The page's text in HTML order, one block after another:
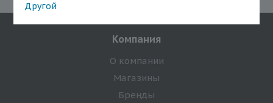
Другой
Компания
О компании
Магазины
Бренды